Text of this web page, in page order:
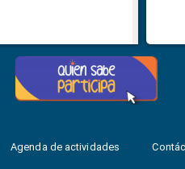
Agenda de actividades